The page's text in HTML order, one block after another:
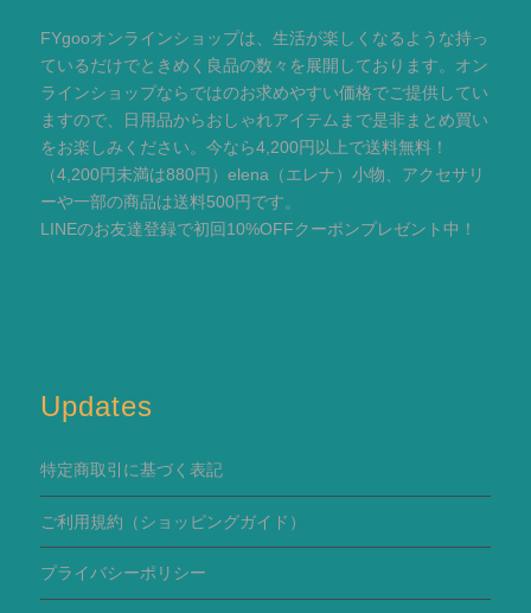
FYgooオンラインショップは、生活が楽しくなるような持っ
ているだけでときめく良品の数々を展開しております。オン
ラインショップならではのお求めやすい価格でご提供してい
ますので、日用品からおしゃれアイテムまで是非まとめ買い
をお楽しみください。今なら4,200円以上で送料無料！
（4,200円未満は880円）elena（エレナ）小物、アクセサリ
ーや一部の商品は送料500円です。
LINEのお友達登録で初回10%OFFクーポンプレゼント中！
Updates
特定商取引に基づく表記
ご利用規約 （ショッピングガイド）
プライバシーポリシー